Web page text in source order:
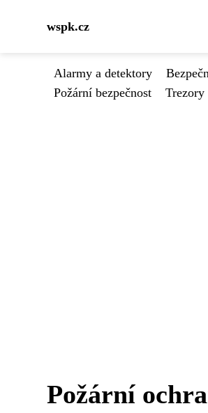
wspk.cz
Alarmy a detektory
Požární bezpečnost
Trezory
Požární